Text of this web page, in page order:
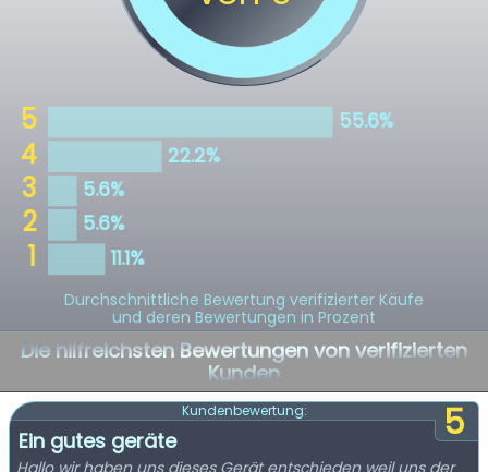
Durchschnittliche Bewertung verifizierter Käufe
und deren Bewertungen in Prozent
Die hilfreichsten Bewertungen von verifizierten
Kunden
5
Kundenbewertung:
Ein gutes geräte
Hallo wir haben uns dieses Gerät entschieden weil uns der